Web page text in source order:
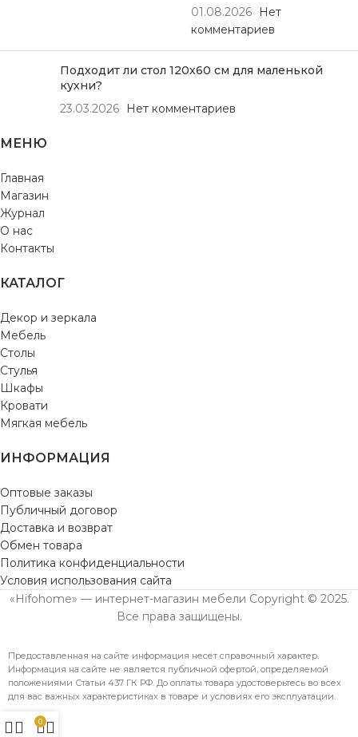
01.08.2026
Нет
комментариев
Подходит ли стол 120х60 см для маленькой
кухни?
23.03.2026
Нет комментариев
МЕНЮ
Главная
Магазин
Журнал
О нас
Контакты
КАТАЛОГ
Декор и зеркала
Мебель
Столы
Стулья
Шкафы
Кровати
Мягкая мебель
ИНФОРМАЦИЯ
Оптовые заказы
Публичный договор
Доставка и возврат
Обмен товара
Политика конфиденциальности
Условия использования сайта
«Hifohome» — интернет-магазин мебели Copyright © 2025.
Все права защищены.
Предоставленная на сайте информация несёт справочный характер.
Информация на сайте не является публичной офертой, определяемой
положениями Статьи 437 ГК РФ. До оплаты товара удостоверьтесь во всех
для вас важных характеристиках в товаре и условиях его эксплуатации.
0